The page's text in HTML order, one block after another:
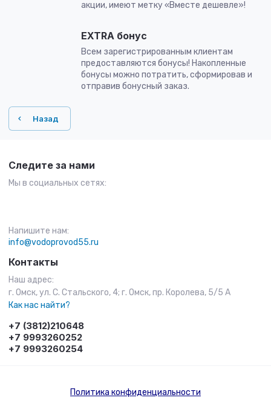
акции, имеют метку «Вместе дешевле»!
EXTRA бонус
Всем зарегистрированным клиентам
предоставляются бонусы! Накопленные
бонусы можно потратить, сформировав и
отправив бонусный заказ.
Назад
Следите за нами
Мы в социальных сетях:
Напишите нам:
info@vodoprovod55.ru
Контакты
Наш адрес:
г. Омск, ул. С. Стальского, 4; г. Омск, пр. Королева, 5/5 А
Как нас найти?
+7 (3812)210648
+7 9993260252
+7 9993260254
Политика конфиденциальности